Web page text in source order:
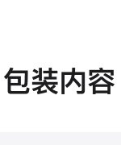
包装内容